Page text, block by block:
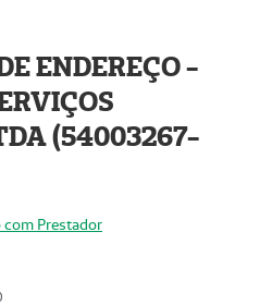
ENDEREÇO -
(54003267-
Prestador